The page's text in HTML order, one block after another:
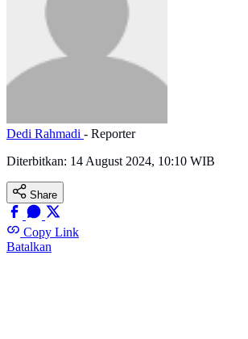
Dedi Rahmadi - Reporter
Diterbitkan: 14 August 2024, 10:10 WIB
Share
Copy Link
Batalkan